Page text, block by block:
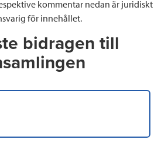
kommentar nedan är juridiskt
för innehållet.
bidragen till